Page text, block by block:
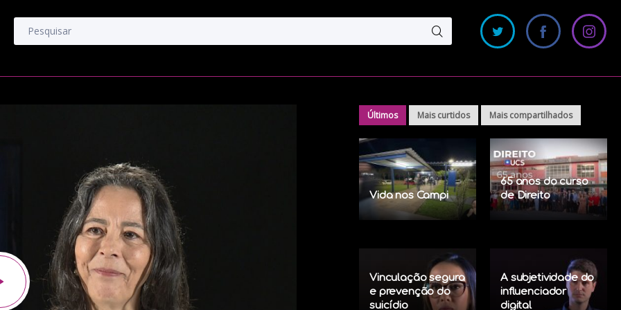
Últimos Mais curtidos Mais compartilhados
Vida nos Campi
65 anos do curso
de Direito
Vinculação segura
e prevenção do
suicídio
A subjetividade do
influenciador
digital